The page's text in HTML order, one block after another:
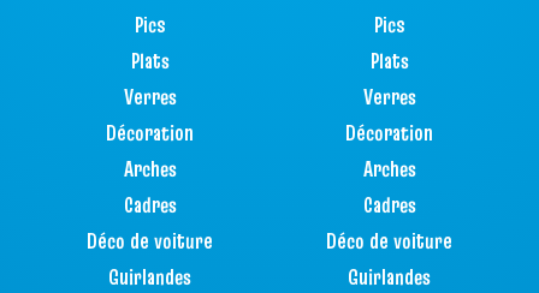
Pics
Plats
Verres
Décoration
Arches
Cadres
Déco de voiture
Guirlandes
Pics
Plats
Verres
Décoration
Arches
Cadres
Déco de voiture
Guirlandes